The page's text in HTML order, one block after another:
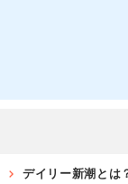
デイリー新潮とは